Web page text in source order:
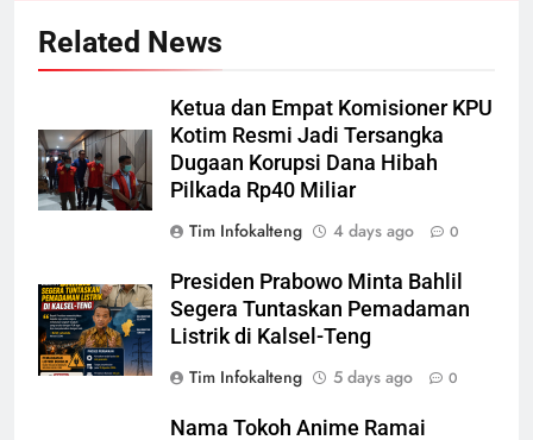
Related News
Ketua dan Empat Komisioner KPU
Kotim Resmi Jadi Tersangka
Dugaan Korupsi Dana Hibah
Pilkada Rp40 Miliar
Tim Infokalteng
4 days ago 0
Presiden Prabowo Minta Bahlil
Segera Tuntaskan Pemadaman
Listrik di Kalsel-Teng
Tim Infokalteng
5 days ago 0
Nama Tokoh Anime Ramai